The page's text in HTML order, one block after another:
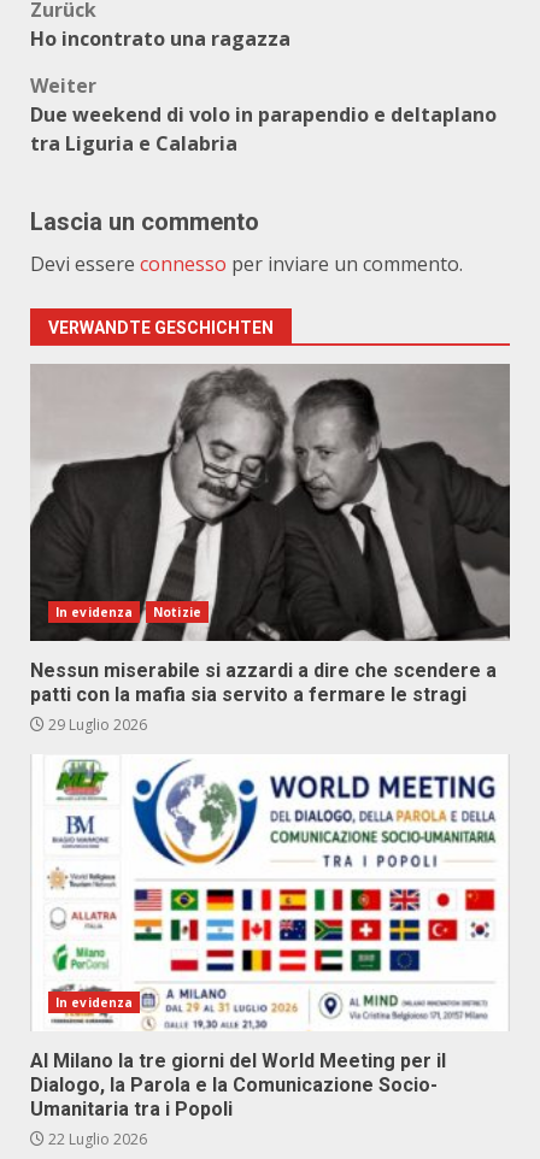
Beitragsnavigation
Zurück
Ho incontrato una ragazza
Weiter
Due weekend di volo in parapendio e deltaplano
tra Liguria e Calabria
Lascia un commento
Devi essere connesso per inviare un commento.
VERWANDTE GESCHICHTEN
In evidenza Notizie
Nessun miserabile si azzardi a dire che scendere a
patti con la mafia sia servito a fermare le stragi
29 Luglio 2026
In evidenza
Al Milano la tre giorni del World Meeting per il
Dialogo, la Parola e la Comunicazione Socio-
Umanitaria tra i Popoli
22 Luglio 2026